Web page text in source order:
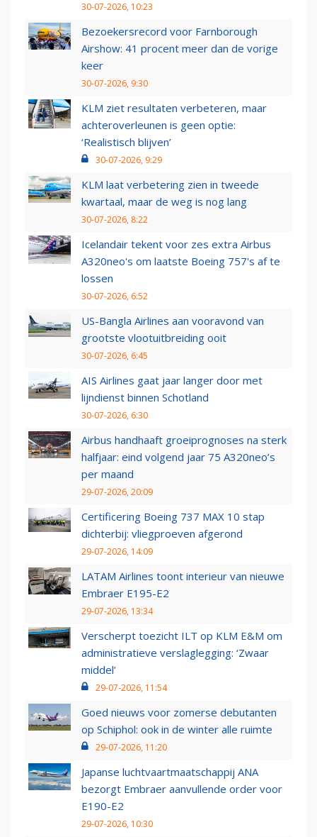
30-07-2026, 10:23
Bezoekersrecord voor Farnborough
Airshow: 41 procent meer dan de vorige
keer
30-07-2026, 9:30
KLM ziet resultaten verbeteren, maar
achteroverleunen is geen optie:
‘Realistisch blijven’
30-07-2026, 9:29
KLM laat verbetering zien in tweede
kwartaal, maar de weg is nog lang
30-07-2026, 8:22
Icelandair tekent voor zes extra Airbus
A320neo's om laatste Boeing 757's af te
lossen
30-07-2026, 6:52
US-Bangla Airlines aan vooravond van
grootste vlootuitbreiding ooit
30-07-2026, 6:45
AIS Airlines gaat jaar langer door met
lijndienst binnen Schotland
30-07-2026, 6:30
Airbus handhaaft groeiprognoses na sterk
halfjaar: eind volgend jaar 75 A320neo’s
per maand
29-07-2026, 20:09
Certificering Boeing 737 MAX 10 stap
dichterbij: vliegproeven afgerond
29-07-2026, 14:09
LATAM Airlines toont interieur van nieuwe
Embraer E195-E2
29-07-2026, 13:34
Verscherpt toezicht ILT op KLM E&M om
administratieve verslaglegging: ‘Zwaar
middel’
29-07-2026, 11:54
Goed nieuws voor zomerse debutanten
op Schiphol: ook in de winter alle ruimte
29-07-2026, 11:20
Japanse luchtvaartmaatschappij ANA
bezorgt Embraer aanvullende order voor
E190-E2
29-07-2026, 10:30